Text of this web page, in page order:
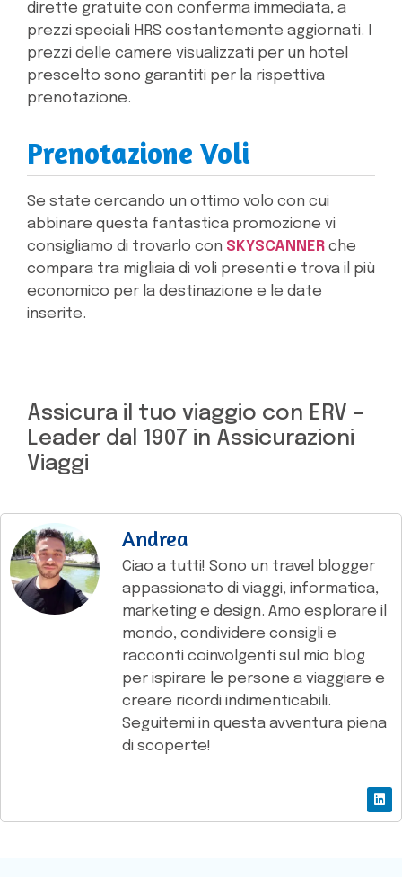
dirette gratuite con conferma immediata, a
prezzi speciali HRS costantemente aggiornati. I
prezzi delle camere visualizzati per un hotel
prescelto sono garantiti per la rispettiva
prenotazione.
Prenotazione Voli
Se state cercando un ottimo volo con cui
abbinare questa fantastica promozione vi
consigliamo di trovarlo con SKYSCANNER che
compara tra migliaia di voli presenti e trova il più
economico per la destinazione e le date
inserite.
Assicura il tuo viaggio con ERV –
Leader dal 1907 in Assicurazioni
Viaggi
Andrea
Ciao a tutti! Sono un travel blogger
appassionato di viaggi, informatica,
marketing e design. Amo esplorare il
mondo, condividere consigli e
racconti coinvolgenti sul mio blog
per ispirare le persone a viaggiare e
creare ricordi indimenticabili.
Seguitemi in questa avventura piena
di scoperte!